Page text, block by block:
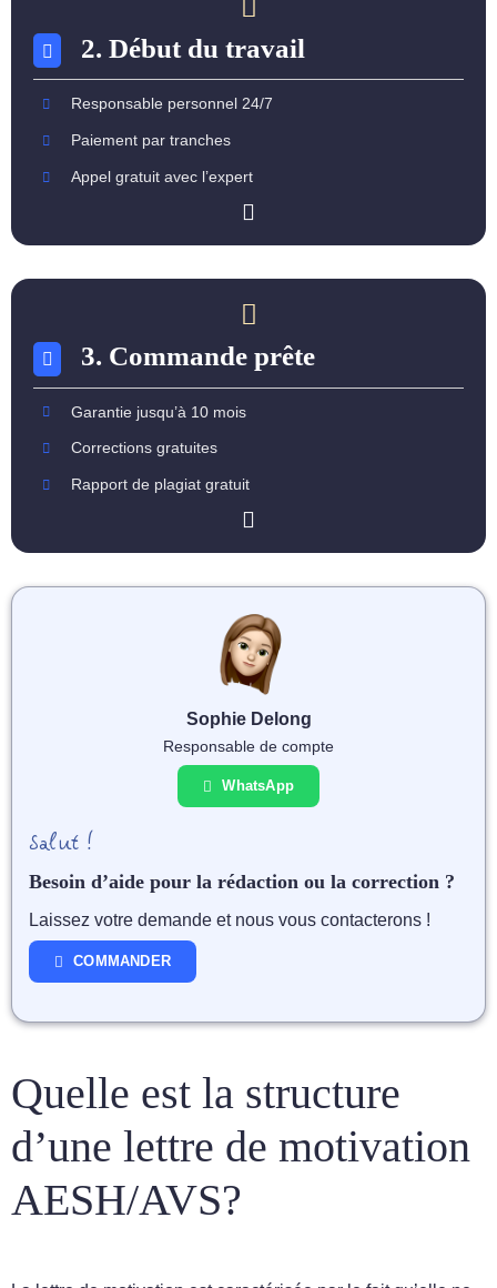
2. Début du travail
Responsable personnel 24/7
Paiement par tranches
Appel gratuit avec l’expert
3. Commande prête
Garantie jusqu’à 10 mois
Corrections gratuites
Rapport de plagiat gratuit
Sophie Delong
Responsable de compte
WhatsApp
Salut !
Besoin d’aide pour la rédaction ou la correction ?
Laissez votre demande et nous vous contacterons !
COMMANDER
Quelle est la structure
d’une lettre de motivation
AESH/AVS?